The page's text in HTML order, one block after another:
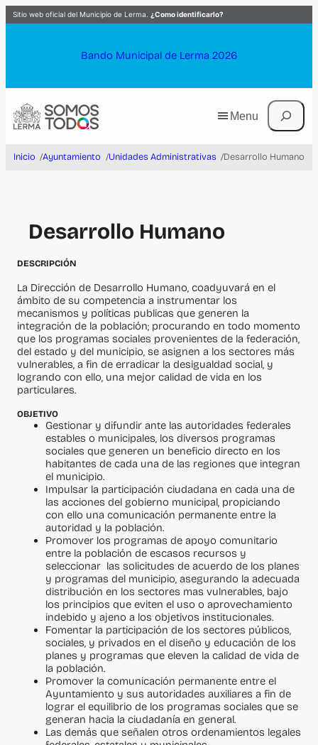
Saltar
al
Sitio web oficial del Municipio de Lerma. ¿Como identificarlo?
Bando Municipal de Lerma 2026
Menu
Buscar
Inicio /Ayuntamiento /Unidades Administrativas /Desarrollo Humano
Desarrollo Humano
DESCRIPCIÓN
La Dirección de Desarrollo Humano, coadyuvará en el
ámbito de su competencia a instrumentar los
mecanismos y políticas publicas que generen la
integración de la población; procurando en todo momento
que los programas sociales provenientes de la federación,
del estado y del municipio, se asignen a los sectores más
vulnerables, a fin de erradicar la desigualdad social, y
logrando con ello, una mejor calidad de vida en los
particulares.
OBJETIVO
Gestionar y difundir ante las autoridades federales
estables o municipales, los diversos programas
sociales que generen un beneficio directo en los
habitantes de cada una de las regiones que integran
el municipio.
Impulsar la participación ciudadana en cada una de
las acciones del gobierno municipal, propiciando
con ello una comunicación permanente entre la
autoridad y la población.
Promover los programas de apoyo comunitario
entre la población de escasos recursos y
seleccionar las solicitudes de acuerdo de los planes
y programas del municipio, asegurando la adecuada
distribución en los sectores mas vulnerables, bajo
los principios que eviten el uso o aprovechamiento
indebido y ajeno a los objetivos institucionales.
Fomentar la participación de los sectores públicos,
sociales, y privados en el diseño y educación de los
planes y programas que eleven la calidad de vida de
la población.
Promover la comunicación permanente entre el
Ayuntamiento y sus autoridades auxiliares a fin de
lograr el equilibrio de los programas sociales que se
generan hacia la ciudadanía en general.
Las demás que señalen otros ordenamientos legales